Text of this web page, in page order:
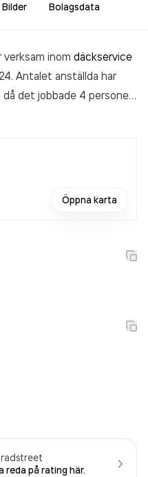
Bilder Bolagsdata
verksam inom däckservice
Antalet anställda har
det jobbade 4 personer
Öppna karta
reda på rating här.